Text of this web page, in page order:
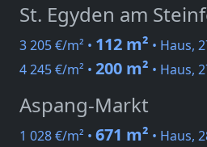
St. Egyden am
3 205 €/m² • 112 m² • Haus,
4 245 €/m² • 200 m² • Haus,
Aspang-Markt
1 028 €/m² • 671 m² • Haus,